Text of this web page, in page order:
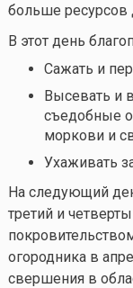
больше ресурсов
В этот день
Сажать и
Высевать и
съедобные
моркови и
Ухаживать
На следующий
третий и
огородника в
свершения в